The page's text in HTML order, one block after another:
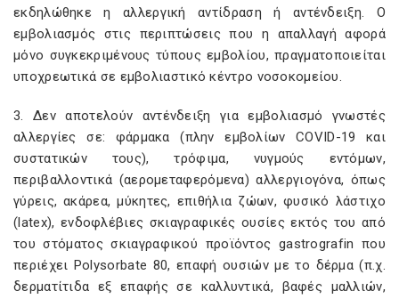
εκδηλώθηκε η αλλεργική αντίδραση ή αντένδειξη. Ο
εμβολιασμός στις περιπτώσεις που η απαλλαγή αφορά
μόνο συγκεκριμένους τύπους εμβολίου, πραγματοποιείται
υποχρεωτικά σε εμβολιαστικό κέντρο νοσοκομείου.
3. Δεν αποτελούν αντένδειξη για εμβολιασμό γνωστές
αλλεργίες σε: φάρμακα (πλην εμβολίων COVID-19 και
συστατικών τους), τρόφιμα, νυγμούς εντόμων,
περιβαλλοντικά (αερομεταφερόμενα) αλλεργιογόνα, όπως
γύρεις, ακάρεα, μύκητες, επιθήλια ζώων, φυσικό λάστιχο
(latex), ενδοφλέβιες σκιαγραφικές ουσίες εκτός του από
του στόματος σκιαγραφικού προϊόντος gastrografin που
περιέχει Polysorbate 80, επαφή ουσιών με το δέρμα (π.χ.
δερματίτιδα εξ επαφής σε καλλυντικά, βαφές μαλλιών,